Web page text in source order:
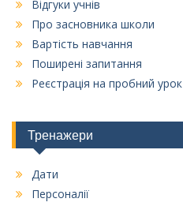
Відгуки учнів
Про засновника школи
Вартість навчання
Поширені запитання
Реєстрація на пробний урок
Тренажери
Дати
Персоналії